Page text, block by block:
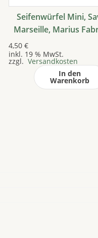
Seifenwürfel Mini,
Marseille, Marius
4,50 €
inkl. 19 % MwSt.
zzgl. Versandkosten
In den
Warenkorb